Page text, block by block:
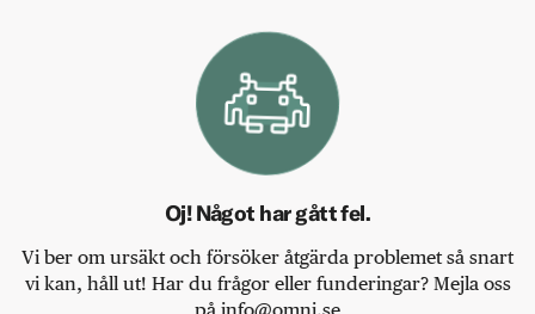
Oj! Något har gått fel.
Vi ber om ursäkt och försöker åtgärda problemet så snart
vi kan, håll ut! Har du frågor eller funderingar? Mejla oss